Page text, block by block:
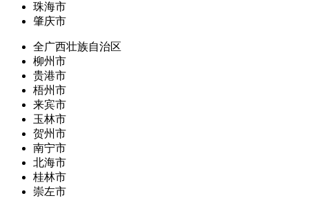
珠海市
肇庆市
全广西壮族自治区
柳州市
贵港市
梧州市
来宾市
玉林市
贺州市
南宁市
北海市
桂林市
崇左市